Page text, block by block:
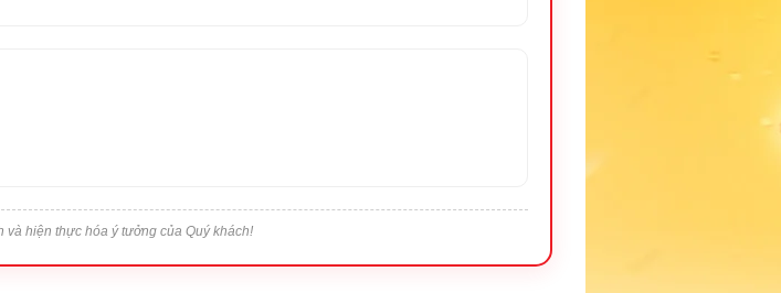
hiện thực hóa ý tưởng của Quý khách!